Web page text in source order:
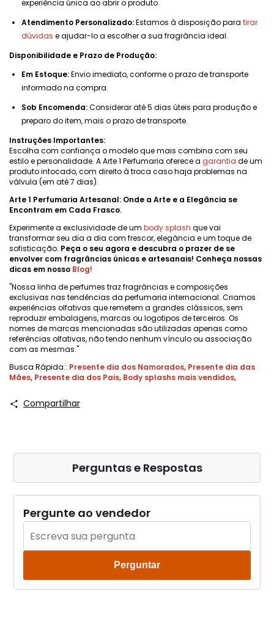
experiência única ao abrir o produto.
Atendimento Personalizado:Estamos à disposição para tirar
dúvidas e ajudar-lo a escolher a sua fragrância ideal.
Disponibilidade e Prazo de Produção:
Em Estoque:Envio imediato, conforme o prazo de transporte
informado na compra.
Sob Encomenda:Considerar até 5 dias úteis para produção e
preparo do item, mais o prazo de transporte.
Instruções Importantes:
Escolha com confiança o modelo que mais combina com seu
estilo e personalidade. A Arte 1 Perfumaria oferece a garantia de um
produto intocado, com direito à troca caso haja problemas na
válvula (em até 7 dias).
Arte 1 Perfumaria Artesanal: Onde a Arte e a Elegância se
Encontram em Cada Frasco.
Experimente a exclusividade de um body splash que vai
transformar seu dia a dia com frescor, elegância e um toque de
sofisticação. Peça o seu agora e descubra o prazer de se
envolver com fragrâncias únicas e artesanais! Conheça nossas
dicas em nosso Blog!
"Nossa linha de perfumes traz fragrâncias e composições
exclusivas nas tendências da perfumaria internacional. Criamos
experiências olfativas que remetem a grandes clássicos, sem
reproduzir embalagens, marcas ou logotipos de terceiros. Os
nomes de marcas mencionadas são utilizadas apenas como
referências olfativas, não tendo nenhum vínculo ou associação
com as mesmas."
Busca Rápida.: Presente dia dos Namorados, Presente dia das
Mães, Presente dia dos Pais, Body splashs mais vendidos,
Compartilhar
Perguntas e Respostas
Pergunte ao vendedor
Perguntar